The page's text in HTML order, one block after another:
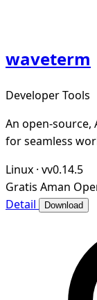
waveterm
Developer Tools
An open-
for seamless
Linux · vv0.14.5
Gratis Aman
Detail
Download